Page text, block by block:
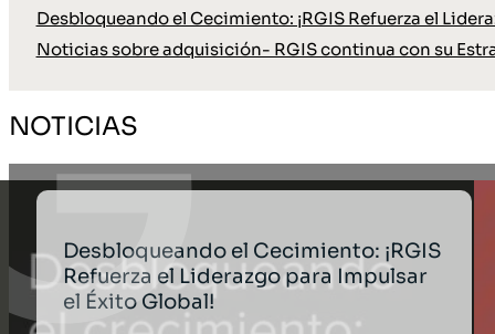
Desbloqueando el Cecimiento: ¡RGIS Refuerza el
Noticias sobre adquisición- RGIS continua con su
NOTICIAS
Desbloqueando el Cecimiento: ¡RGIS
Refuerza el Liderazgo para Impulsar
el Éxito Global!